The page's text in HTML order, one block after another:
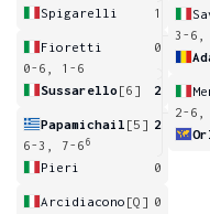
Spigarelli 1
Fioretti
0
0-6, 1-6
Sussarello [6] 2
Papamichail [5] 2
6-3, 7-6 6
Pieri 0
Arcidiacono [Q] 0
3-6,
2-6,